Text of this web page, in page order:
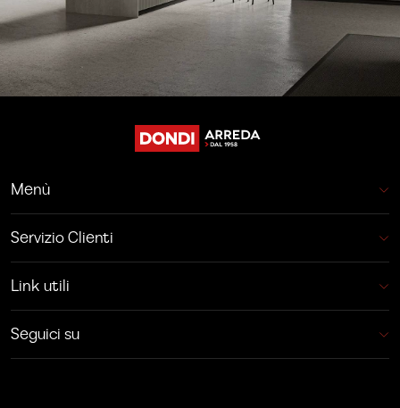
Menù
Servizio Clienti
Link utili
Seguici su